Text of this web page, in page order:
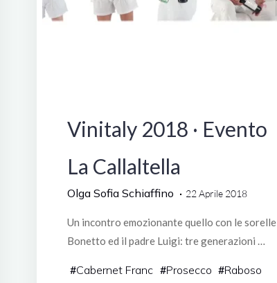
Vinitaly 2018 · Evento
La Callaltella
Olga Sofia Schiaffino 22 Aprile 2018
Un incontro emozionante quello con le sorelle
Bonetto ed il padre Luigi: tre generazioni …
#Cabernet Franc #Prosecco #Raboso